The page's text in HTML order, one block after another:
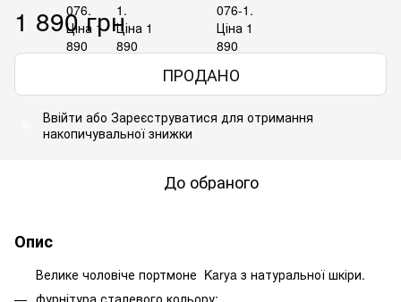
1 890 грн
ПРОДАНО
Ввійти або Зареєструватися для отримання
накопичувальної знижки
До обраного
Опис
Велике чоловіче портмоне Karya з натуральної шкіри.
фурнітура сталевого кольору;